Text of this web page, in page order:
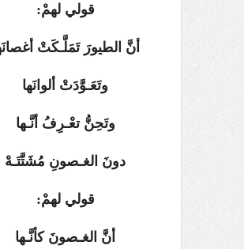
قولي لهمْ:
أنَّ الطيورَ تَمَلَّـكَتْ
وتَعَـوَّدَتْ ألوانَها
وتَحِنُّ تعْـرِفُ أنَّـها
دونَ الغـصونِ مُشَتَّتَـهْ
قولي لهمْ:
أنَّ الغـصونَ كأنَّـها